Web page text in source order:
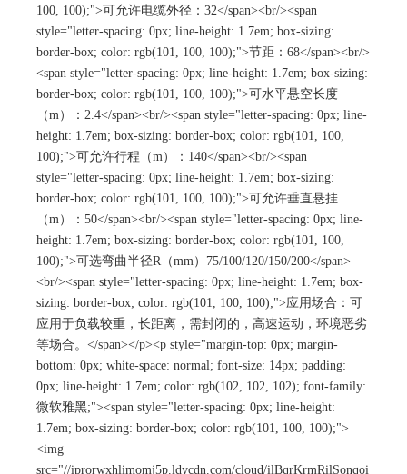
100, 100);">可允许电缆外径：32</span><br/><span
style="letter-spacing: 0px; line-height: 1.7em; box-sizing:
border-box; color: rgb(101, 100, 100);">节距：68</span><br/>
<span style="letter-spacing: 0px; line-height: 1.7em; box-sizing:
border-box; color: rgb(101, 100, 100);">可水平悬空长度
（m）：2.4</span><br/><span style="letter-spacing: 0px; line-
height: 1.7em; box-sizing: border-box; color: rgb(101, 100,
100);">可允许行程（m）：140</span><br/><span
style="letter-spacing: 0px; line-height: 1.7em; box-sizing:
border-box; color: rgb(101, 100, 100);">可允许垂直悬挂
（m）：50</span><br/><span style="letter-spacing: 0px; line-
height: 1.7em; box-sizing: border-box; color: rgb(101, 100,
100);">可选弯曲半径R（mm）75/100/120/150/200</span>
<br/><span style="letter-spacing: 0px; line-height: 1.7em; box-
sizing: border-box; color: rgb(101, 100, 100);">应用场合：可
应用于负载较重，长距离，需封闭的，高速运动，环境恶劣
等场合。</span></p><p style="margin-top: 0px; margin-
bottom: 0px; white-space: normal; font-size: 14px; padding:
0px; line-height: 1.7em; color: rgb(102, 102, 102); font-family:
微软雅黑;"><span style="letter-spacing: 0px; line-height:
1.7em; box-sizing: border-box; color: rgb(101, 100, 100);">
<img
src="//iprorwxhlimomj5p.ldycdn.com/cloud/ilBqrKrmRilSonqoi